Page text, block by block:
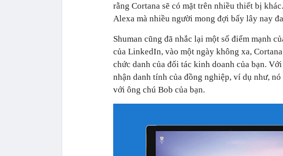
rằng Cortana sẽ có mặt trên nhiều thiết bị
Alexa mà nhiều người mong đợi bấy lây nay
Shuman cũng đã nhắc lại một số điểm mạnh
của LinkedIn, vào một ngày không xa,
chức danh của đối tác kinh doanh của bạn.
nhận danh tính của đồng nghiệp, ví dụ như,
với ông chú Bob của bạn.